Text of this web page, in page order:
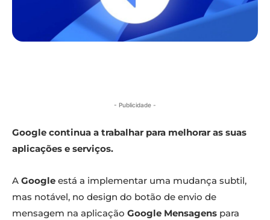
- Publicidade -
Google continua a trabalhar para melhorar as suas
aplicações e serviços.
A Google está a implementar uma mudança subtil,
mas notável, no design do botão de envio de
mensagem na aplicação Google Mensagens para